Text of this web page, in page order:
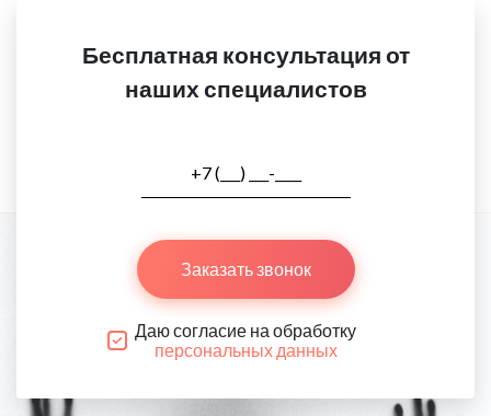
Бесплатная консультация от
наших специалистов
Заказать звонок
Даю согласие на обработку
персональных данных